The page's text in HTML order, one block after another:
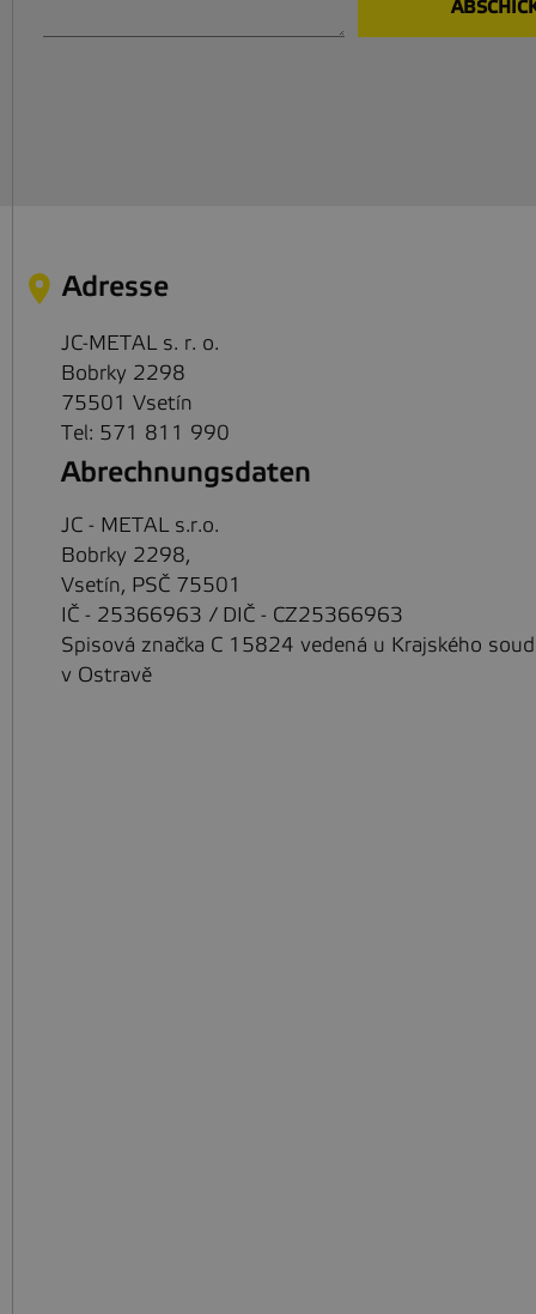
Adresse
JC-METAL s. r. o.
Bobrky 2298
75501 Vsetín
Tel: 571 811 990
Abrechnungsdaten
JC - METAL s.r.o.
Bobrky 2298,
Vsetín, PSČ 75501
IČ - 25366963 / DIČ - CZ25366963
Spisová značka C 15824 vedená u Krajského
v Ostravě